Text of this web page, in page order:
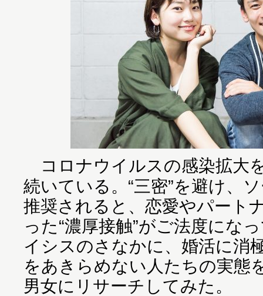
コロナウイルスの感染拡大
続いている。“三密”を避け、
推奨されると、恋愛やパート
った“濃厚接触”がご法度にな
イシスのさなかに、婚活に消
をあきらめない人たちの実態
男女にリサーチしてみた。